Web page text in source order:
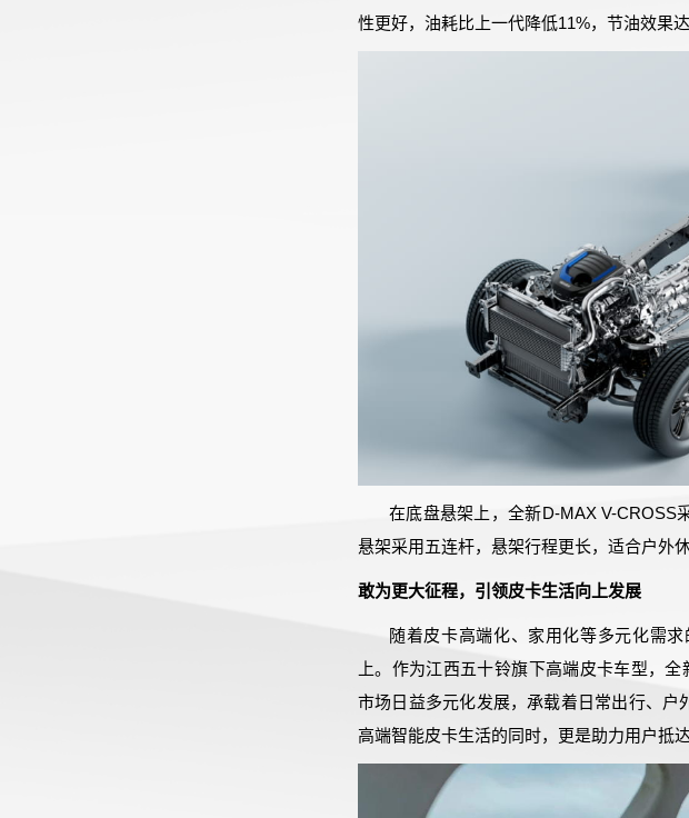
性更好，油耗比上一代降低11%，节油效果达
在底盘悬架上，全新D-MAX V-CROSS
悬架采用五连杆，悬架行程更长，适合户外
敢为更大征程，引领皮卡生活向上发展
随着皮卡高端化、家用化等多元化需
上。作为江西五十铃旗下高端皮卡车型，
市场日益多元化发展，承载着日常出行、
高端智能皮卡生活的同时，更是助力用户抵